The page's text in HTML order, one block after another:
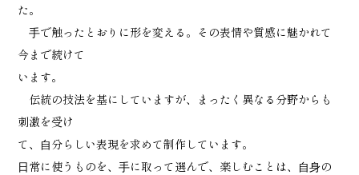
た。
⼿で触ったとおりに形を変える。その表情や質感に魅かれて
今まで続けて
います。
伝統の技法を基にしていますが、まったく異なる分野からも
刺激を受け
て、⾃分らしい表現を求めて制作しています。
⽇常に使うものを、⼿に取って選んで、楽しむことは、⾃⾝の